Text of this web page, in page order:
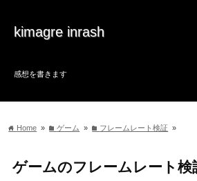
kimagre inrash
感想を書きます
home Home » folderゲーム » folder フレームレート検証 »
ゲームのフレームレート検